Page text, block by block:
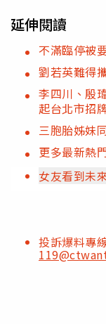
延伸閱讀
不滿臨停被
劉若英難得
李四川、殷
起台北市招
三胞胎姊妹
更多最新熱
女友看到未
投訴爆料專